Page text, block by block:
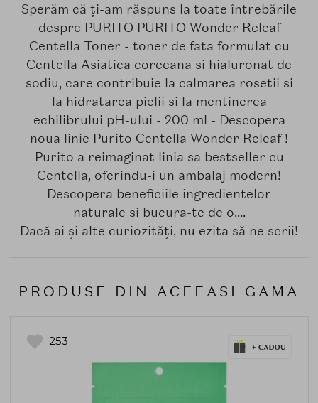
Sperăm că ți-am răspuns la toate întrebările
despre PURITO PURITO Wonder Releaf
Centella Toner - toner de fata formulat cu
Centella Asiatica coreeana si hialuronat de
sodiu, care contribuie la calmarea rosetii si
la hidratarea pielii si la mentinerea
echilibrului pH-ului - 200 ml - Descopera
noua linie Purito Centella Wonder Releaf !
Purito a reimaginat linia sa bestseller cu
Centella, oferindu-i un ambalaj modern!
Descopera beneficiile ingredientelor
naturale si bucura-te de o....
Dacă ai și alte curiozități, nu ezita să ne scrii!
PRODUSE DIN ACEEASI GAMA
253